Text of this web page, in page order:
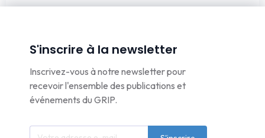
S'inscrire à la newsletter
Inscrivez-vous à notre newsletter pour
recevoir l'ensemble des publications et
événements du GRIP.